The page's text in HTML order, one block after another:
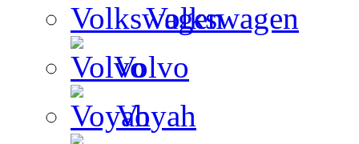
Volkswagen
Volvo
Voyah